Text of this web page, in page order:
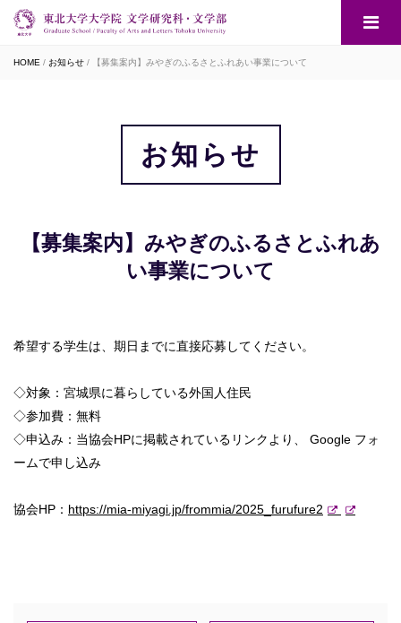
HOME お知らせ 【募集案内】みやぎのふるさとふれあい事業について
お知らせ
【募集案内】みやぎのふるさとふれあ
い事業について
希望する学生は、期日までに直接応募してください。
◇対象：宮城県に暮らしている外国人住民
◇参加費：無料
◇申込み：当協会HPに掲載されているリンクより
、 Google フォ
ームで申し込み
協会HP： https://mia-miyagi.jp/frommia/2025_furufure2